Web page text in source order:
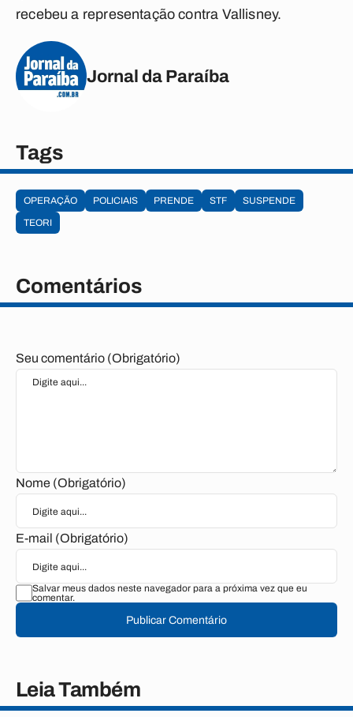
recebeu a representação contra Vallisney.
Jornal da Paraíba
Tags
OPERAÇÃO POLICIAIS PRENDE STF
SUSPENDE
TEORI
Comentários
Seu comentário (Obrigatório)
Nome (Obrigatório)
E-mail (Obrigatório)
Salvar meus dados neste navegador para a próxima vez que eu
comentar.
Publicar Comentário
Leia Também